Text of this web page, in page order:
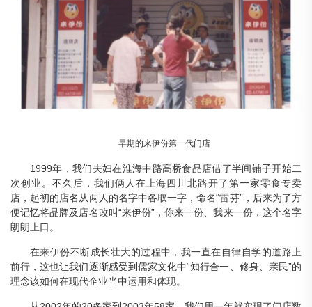
早期的来伊份第一代门店
1999年，我们夫妇在淮海中路高桥食品店借了半间铺子开始二
次创业。不久后，我们俩人在上海四川北路开了第一家零食专卖
店，起初的店名从两人的名字中各取一字，命名“雷芬”，后来为了方
便记忆将品牌及店名改叫“来伊份”，你来一份、我来一份，这个名字
朗朗上口。
在来伊份不断成长壮大的过程中，我一直在自律自学的道路上
前行，这也让我们逐渐感受到儒家文化中“知行合一、修身、亲民”的
理念该如何在现代企业当中运用和体现。